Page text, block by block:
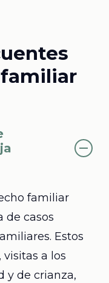
familiar
de casos
Estos
a los
y de crianza,